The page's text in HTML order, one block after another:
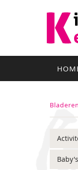
Bladeren
Baby's